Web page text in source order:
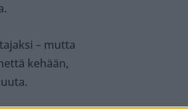
– mutta
kehään,